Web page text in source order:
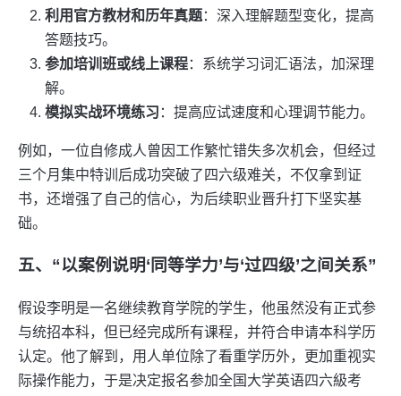
利用官方教材和历年真题：深入理解题型变化，提高
答题技巧。
参加培训班或线上课程：系统学习词汇语法，加深理
解。
模拟实战环境练习 ：提高应试速度和心理调节能力。
例如，一位自修成人曾因工作繁忙错失多次机会，但经过
三个月集中特训后成功突破了四六级难关，不仅拿到证
书，还增强了自己的信心，为后续职业晋升打下坚实基
础。
五、“以案例说明‘同等学力’与‘过四级’之间关系”
假设李明是一名继续教育学院的学生，他虽然没有正式参
与统招本科，但已经完成所有课程，并符合申请本科学历
认定。他了解到，用人单位除了看重学历外，更加重视实
际操作能力，于是决定报名参加全国大学英语四六級考